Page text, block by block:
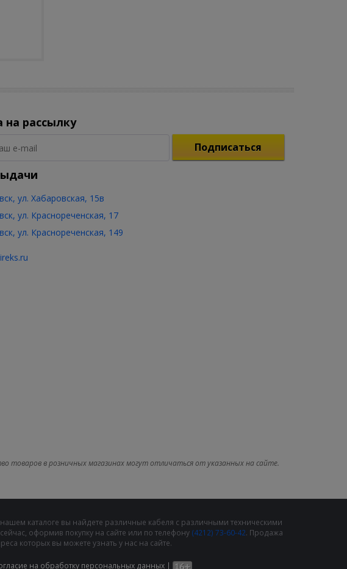
на рассылку
Подписаться
ул. Хабаровская, 15в
ул. Краснореченская, 17
ул. Краснореченская, 149
товаров в розничных магазинах могут отличаться от указанных на сайте.
каталоге вы найдете различные кабеля с различными техническими
оформив покупку на сайте или по телефону (4212) 73-60-42. Продажа
которых вы можете узнать у нас на сайте.
на обработку персональных данных |